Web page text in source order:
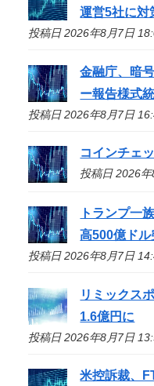
運営5社に対
投稿日 2026年8月7日
金融庁、暗
ー報告様式
投稿日 2026年8月7日
コインチェ
投稿日 2026
トランプ一
高500億ドル
投稿日 2026年8月7日
リミックス
1.6億円に
投稿日 2026年8月7日
米控訴裁、